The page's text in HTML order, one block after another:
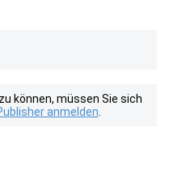
können, müssen Sie sich
anmelden